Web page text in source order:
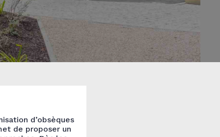
d’obsèques
de proposer un